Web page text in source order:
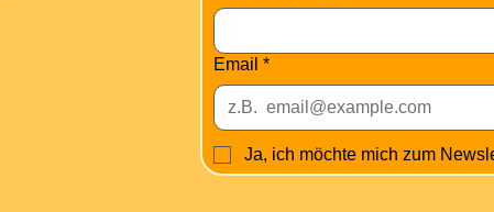
Email *
Ja, ich möchte mich zum